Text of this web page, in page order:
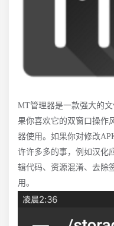
MT管理器是一款强大的
果你喜欢它的双窗口操作
器使用。如果你对修改
许许多多的事，例如汉化
辑代码、资源混淆、去除
用。